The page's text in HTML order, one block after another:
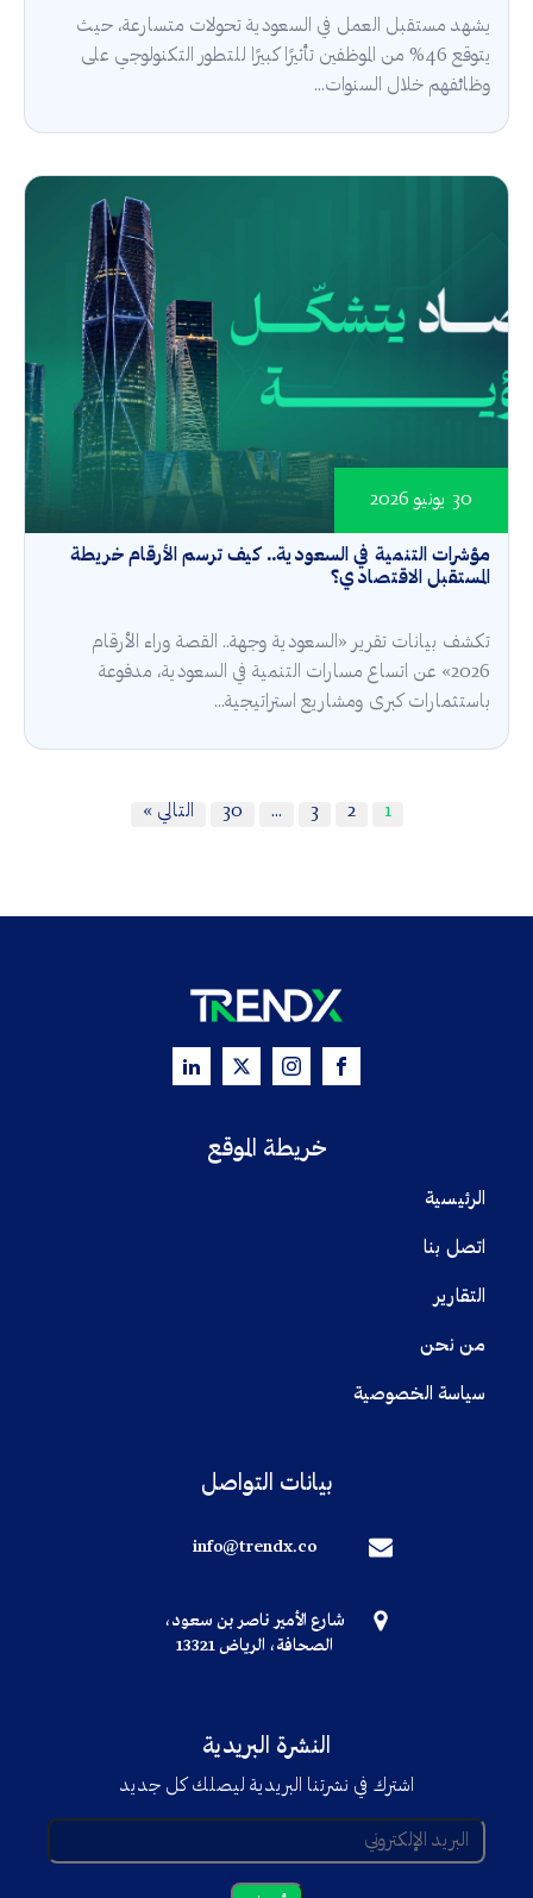
يشهد مستقبل العمل في السعودية تحولات متسارعة، حيث
يتوقع 46% من الموظفين تأثيرًا كبيرًا للتطور التكنولوجي على
وظائفهم خلال السنوات...
مؤشرات التنمية في السعودية.. كيف ترسم الأرقام خريطة
المستقبل الاقتصادي؟
30 يونيو 2026
تكشف بيانات تقرير «السعودية وجهة.. القصة وراء الأرقام
2026» عن اتساع مسارات التنمية في السعودية، مدفوعة
باستثمارات كبرى ومشاريع استراتيجية...
1
2
3
…
30 التالي »
خريطة الموقع
الرئيسية
اتصل بنا
التقارير
من نحن
سياسة الخصوصية
بيانات التواصل
info@trendx.co
شارع الأمير ناصر بن سعود،
الصحافة، الرياض 13321
النشرة البريدية
اشترك في نشرتنا البريدية ليصلك كل جديد